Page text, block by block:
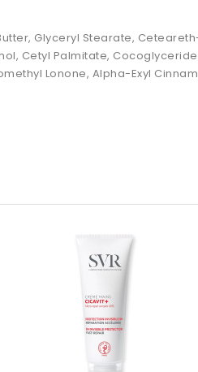
Glyceryl Stearate,
Cetyl Palmitate,
Lonone, Alpha-Exyl